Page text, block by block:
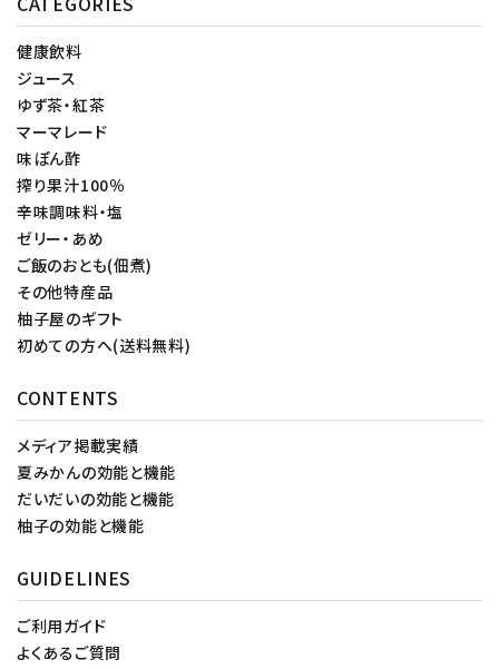
健康飲料
ジュース
ゆず茶・紅茶
マーマレード
味ぽん酢
搾り果汁100％
辛味調味料・塩
ゼリー・あめ
ご飯のおとも(佃煮)
その他特産品
柚子屋のギフト
初めての方へ(送料無料)
CONTENTS
メディア掲載実績
夏みかんの効能と機能
だいだいの効能と機能
柚子の効能と機能
GUIDELINES
ご利用ガイド
よくあるご質問